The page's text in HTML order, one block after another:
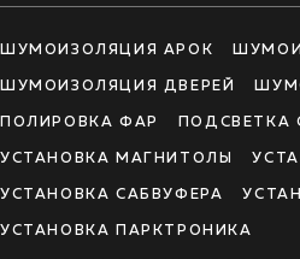
ШУМОИЗОЛЯЦИЯ АРОК
ШУМОИЗОЛЯЦИЯ ДВЕРЕЙ
ПОЛИРОВКА ФАР ПОДСВЕТКА
УСТАНОВКА МАГНИТОЛЫ
УСТАНОВКА САБВУФЕРА
УСТАНОВКА ПАРКТРОНИКА